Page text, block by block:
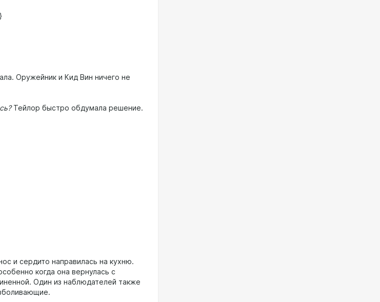
Оружейник и Кид Вин ничего не
Тейлор быстро обдумала решение.
и сердито направилась на кухню.
когда она вернулась с
Один из наблюдателей также